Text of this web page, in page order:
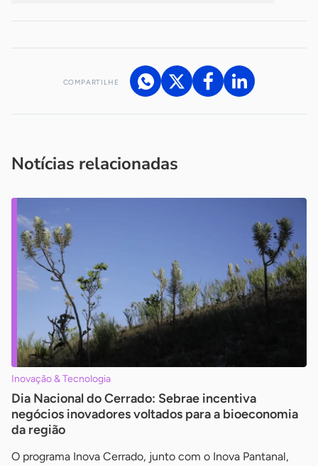
COMPARTILHE
Notícias relacionadas
Inovação & Tecnologia
Dia Nacional do Cerrado: Sebrae incentiva
negócios inovadores voltados para a bioeconomia
da região
O programa Inova Cerrado, junto com o Inova Pantanal,